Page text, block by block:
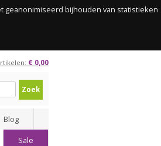
geanonimiseerd bijhouden van statistieken
€ 0,00
Zoek
Blog
Sale